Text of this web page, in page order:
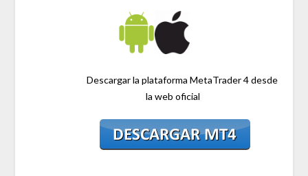
Descargar la plataforma MetaTrader 4 desde
la web oficial